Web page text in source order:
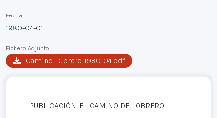
Fecha
1980-04-01
Fichero Adjunto
Camino_Obrero-1980-04.pdf
PUBLICACIÓN: EL CAMINO DEL OBRERO